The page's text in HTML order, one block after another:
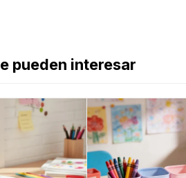
pueden interesar